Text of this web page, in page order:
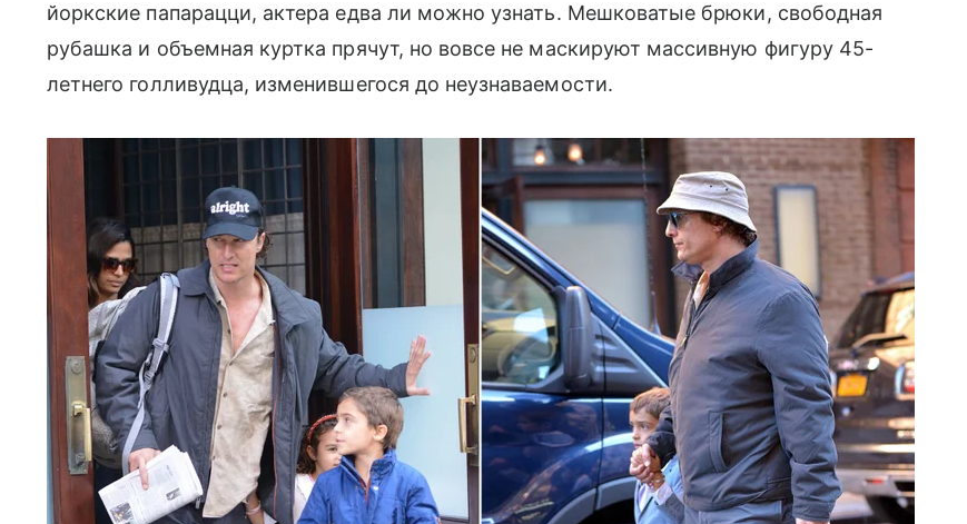
йоркские папарацци, актера едва ли можно узнать. Мешковатые брюки, свободная
рубашка и объемная куртка прячут, но вовсе не маскируют массивную фигуру 45-
летнего голливудца, изменившегося до неузнаваемости.